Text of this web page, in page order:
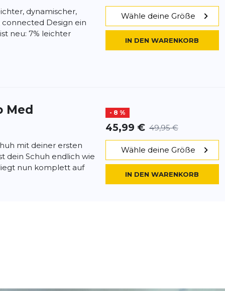
dynamischer,
Design ein
neu: 7% leichter
Wähle deine Größe
IN DEN WARENKORB
Med
- 8 %
45,99 € 49,95 €
mit deiner ersten
dein Schuh endlich wie
nun komplett auf
Wähle deine Größe
IN DEN WARENKORB